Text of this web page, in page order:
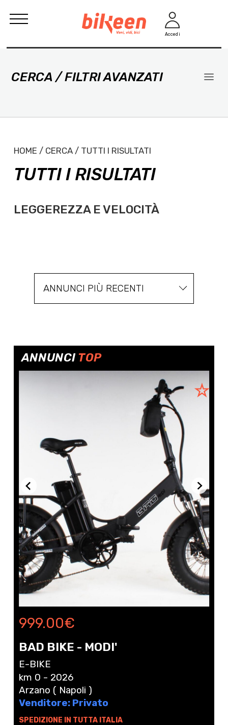
Accedi
CERCA / FILTRI AVANZATI
HOME / CERCA / TUTTI I RISULTATI
TUTTI I RISULTATI
LEGGEREZZA E VELOCITÀ
ANNUNCI PIÙ RECENTI
ANNUNCI TOP
999.00€
BAD BIKE - MODI'
E-BIKE
km 0 - 2026
Arzano ( Napoli )
Venditore: Privato
SPEDIZIONE IN TUTTA ITALIA